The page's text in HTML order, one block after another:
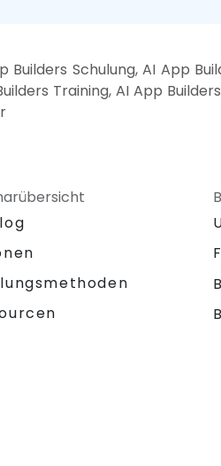
Builders Schulung, AI App
Training, AI App